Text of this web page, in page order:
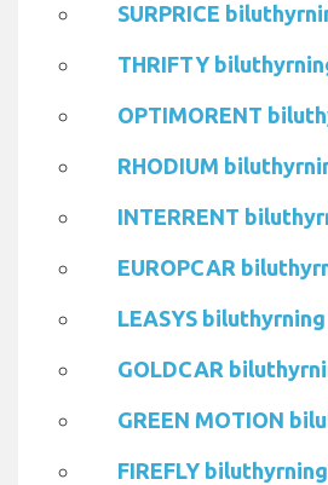
SURPRICE
THRIFTY
OPTIMORENT
RHODIUM
INTERRENT
EUROPCAR
LEASYS biluthyrning
GOLDCAR
GREEN MOTION
FIREFLY biluthyrning